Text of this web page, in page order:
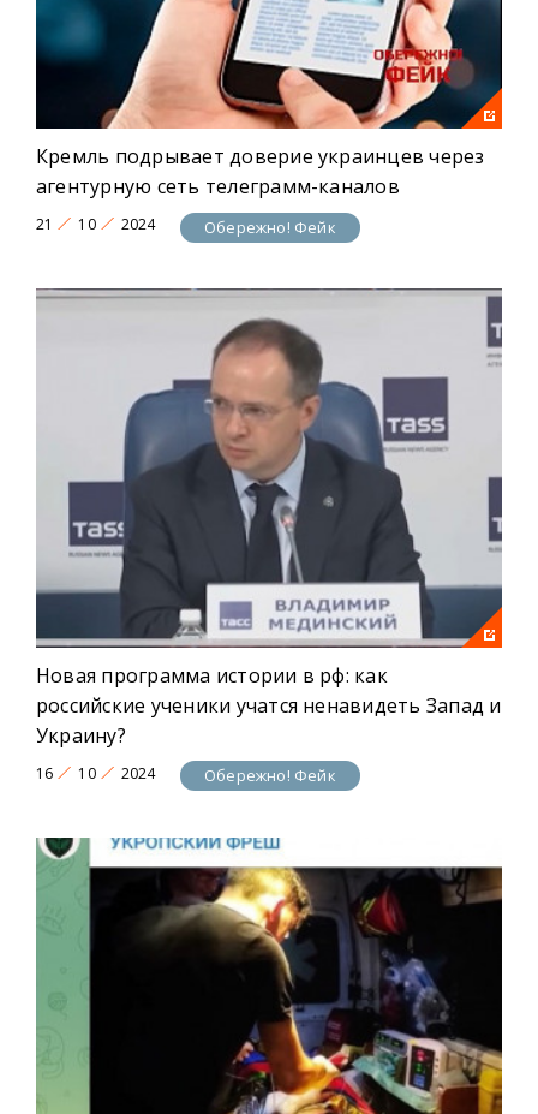
Кремль подрывает доверие украинцев через
агентурную сеть телеграмм-каналов
21 10 2024 Обережно! Фейк
Новая программа истории в рф: как
российские ученики учатся ненавидеть Запад и
Украину?
16 10 2024 Обережно! Фейк